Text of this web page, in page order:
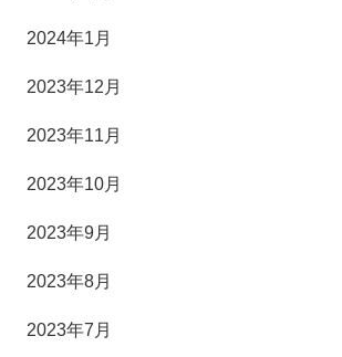
2024年1月
2023年12月
2023年11月
2023年10月
2023年9月
2023年8月
2023年7月